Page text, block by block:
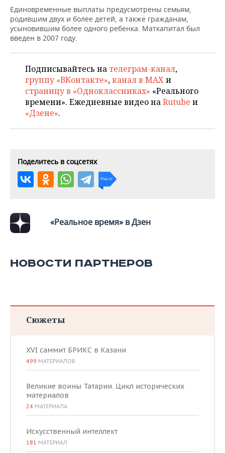
ЭНЕРГЕТИКА
УСЛУГИ
МЕДИА
ТЕЛЕКОММУНИКАЦИИ
ВЫЕЗДНАЯ РЕДАКЦИЯ
БИЗНЕС-БРАНЧИ
ONLINE-КОНФЕРЕНЦИИ
ОТКРЫТАЯ ЛЕКЦИЯ
НОВОСТИ СПОРТА
ФУТБОЛ
ХОККЕЙ
БАСКЕТБОЛ
ВОЛЕЙБОЛ
КИБЕРСПОРТ
ВОДНЫЕ ВИДЫ СПОРТА
ХОККЕЙ С МЯЧОМ
ОБЩЕСТВО
НОВОСТИ ОБЩЕСТВА
ВЛАСТЬ
ИНФРАСТРУКТУРА
ИСТОРИЯ
КУЛЬТУРА
ОБРАЗОВАНИЕ
ПРОИСШЕСТВИЯ
ФОТОГАЛЕРЕЯ
СЮЖЕТЫ
СПРАВОЧНИК
СПИСОК ПЕРСОН
СПИСОК КОМПАНИЙ
ПОЛНАЯ ВЕРСИЯ
Единовременные выплаты предусмотрены семьям,
родившим двух и более детей, а также гражданам,
усыновившим более одного ребенка. Маткапитал был
введен в 2007 году.
Подписывайтесь на телеграм-канал,
группу «ВКонтакте»,канал в MAXи
страницу в «Одноклассниках» «Реального
времени». Ежедневные видео наRutube и
«Дзене».
Поделитесь в соцсетях
«Реальное время» в Дзен
НОВОСТИ ПАРТНЕРОВ
Сюжеты
XVI саммит БРИКС в Казани
499 МАТЕРИАЛОВ
Великие воины Татарии. Цикл исторических
материалов
24 МАТЕРИАЛА
Искусственный интеллект
181 МАТЕРИАЛ